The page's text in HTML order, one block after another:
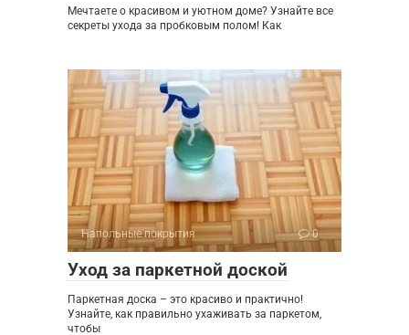
Мечтаете о красивом и уютном доме? Узнайте все
секреты ухода за пробковым полом! Как
Напольные покрытия 0
Уход за паркетной доской
Паркетная доска – это красиво и практично!
Узнайте, как правильно ухаживать за паркетом,
чтобы